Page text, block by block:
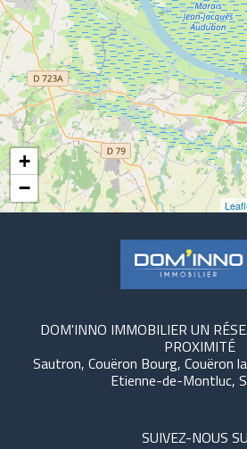
+
−
DOM'INNO IMMOBILIER UN
PROXIMITÉ
Sautron, Couëron Bourg, Couëron
Etienne-de-Montluc,
SUIVEZ-NOUS